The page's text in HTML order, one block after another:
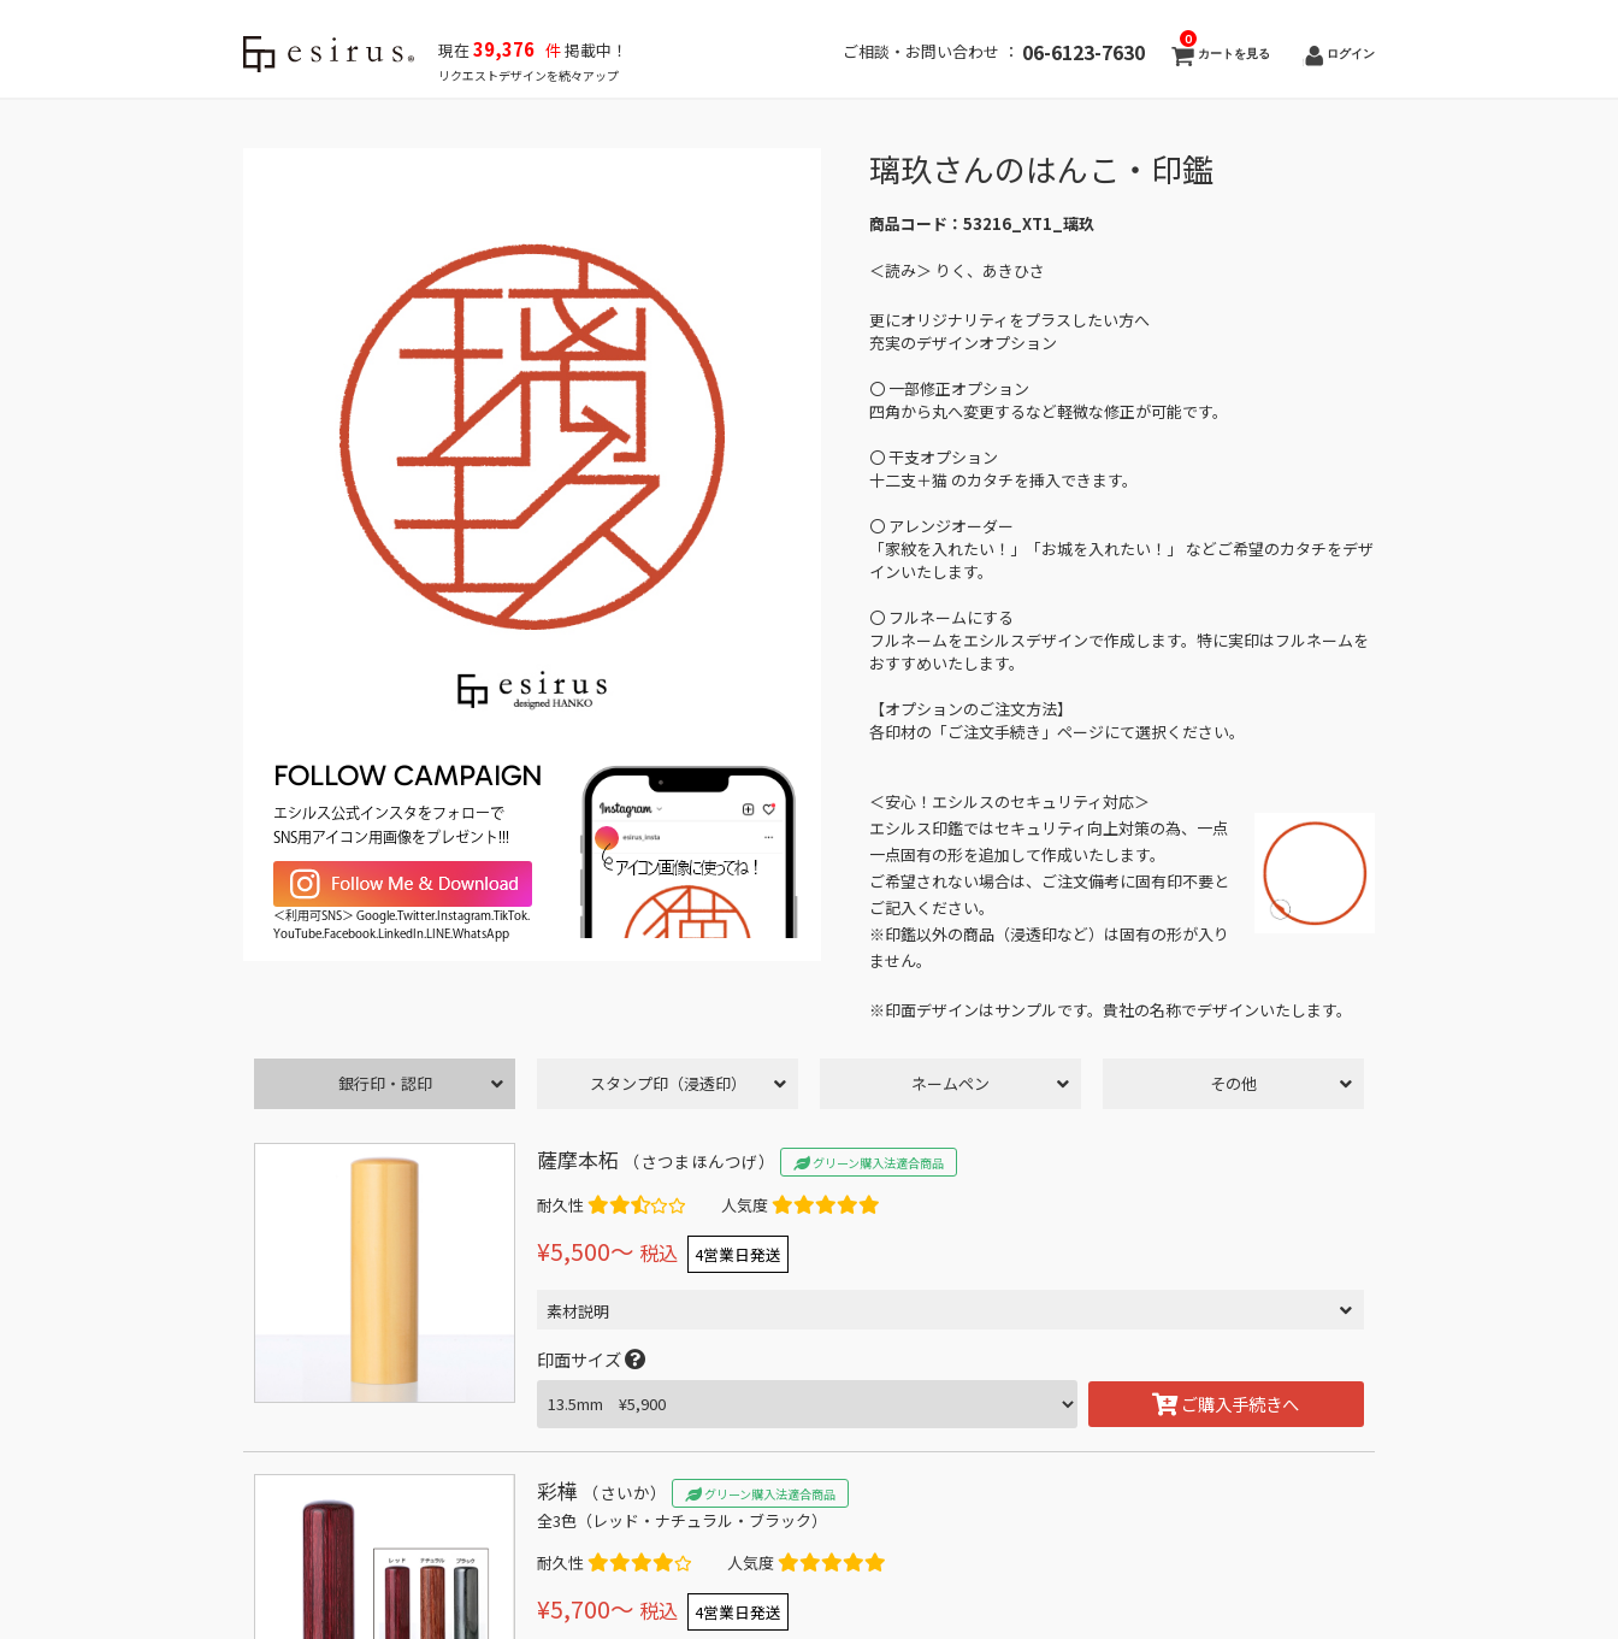
現在39,376 件掲載中！
リクエストデザインを続々アップ
ご相談・お問い合わせ ： 06-6123-7630 カートを見る
0
ログイン
FOLLOW CAMPAIGN
エシルス公式インスタをフォローで
SNS用アイコン用画像をプレゼント!!!
＜利用可SNS＞ Google.Twitter.Instagram.TikTok.
YouTube.Facebook.LinkedIn.LINE.WhatsApp
璃玖さんのはんこ・印鑑
商品コード： 53216_XT1_璃玖
＜読み＞ りく、あきひさ
更にオリジナリティをプラスしたい方へ
充実のデザインオプション
〇 一部修正オプション
四角から丸へ変更するなど軽微な修正が可能です。
〇 干支オプション
十二支＋猫 のカタチを挿入できます。
〇 アレンジオーダー
「家紋を入れたい！」「お城を入れたい！」 などご希望のカタチをデザ
インいたします。
〇 フルネームにする
フルネームをエシルスデザインで作成します。特に実印はフルネームを
おすすめいたします。
【オプションのご注文方法】
各印材の「ご注文手続き」ページにて選択ください。
＜安心！エシルスのセキュリティ対応＞
エシルス印鑑ではセキュリティ向上対策の為、一点
一点固有の形を追加して作成いたします。
ご希望されない場合は、ご注文備考に固有印不要と
ご記入ください。
※印鑑以外の商品（浸透印など）は固有の形が入り
ません。
※印面デザインはサンプルです。貴社の名称でデザインいたします。
銀行印・認印 スタンプ印（浸透印） ネームペン その他
薩摩本柘 （さつまほんつげ） グリーン購入法適合商品
耐久性 人気度
¥5,500〜 税込 4営業日発送
素材説明
印面サイズ
ご購入手続きへ
彩樺 （さいか） グリーン購入法適合商品
全3色（レッド・ナチュラル・ブラック）
耐久性
人気度
¥5,700〜 税込 4営業日発送